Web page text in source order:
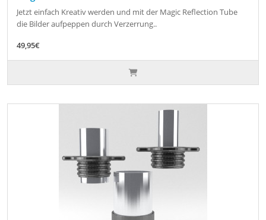
Jetzt einfach Kreativ werden und mit der Magic Reflection Tube
die Bilder aufpeppen durch Verzerrung..
49,95€